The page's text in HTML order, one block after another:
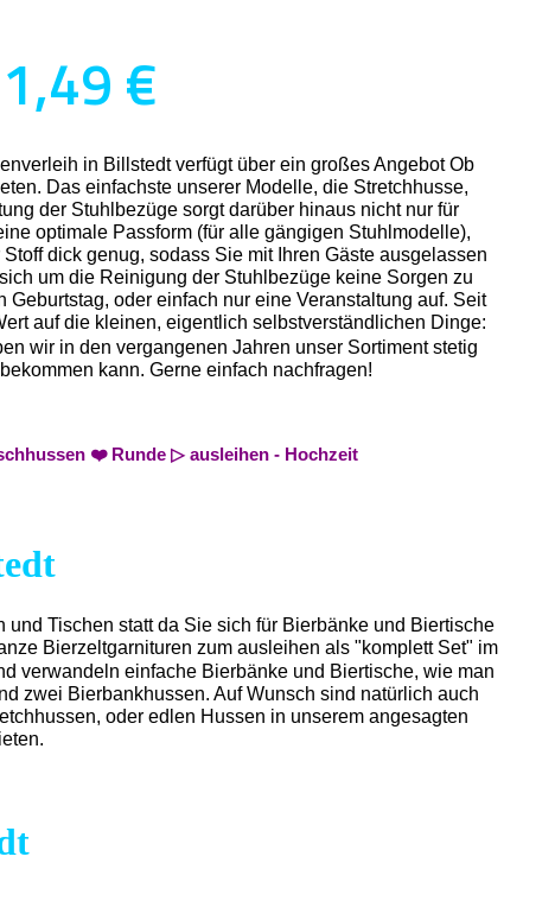
€
in Billstedt verfügt über ein großes Angebot Ob
Das einfachste unserer Modelle, die Stretchhusse,
der Stuhlbezüge sorgt darüber hinaus nicht nur für
optimale Passform (für alle gängigen Stuhlmodelle),
dick genug, sodass Sie mit Ihren Gäste ausgelassen
um die Reinigung der Stuhlbezüge keine Sorgen zu
oder einfach nur eine Veranstaltung auf. Seit
auf die kleinen, eigentlich selbstverständlichen Dinge:
wir in den vergangenen Jahren unser Sortiment stetig
kann. Gerne einfach nachfragen!
❤️ Runde ▷ ausleihen - Hochzeit
Tischen statt da Sie sich für Bierbänke und Biertische
Bierzeltgarnituren zum ausleihen als "komplett Set" im
verwandeln einfache Bierbänke und Biertische, wie man
zwei Bierbankhussen. Auf Wunsch sind natürlich auch
oder edlen Hussen in unserem angesagten